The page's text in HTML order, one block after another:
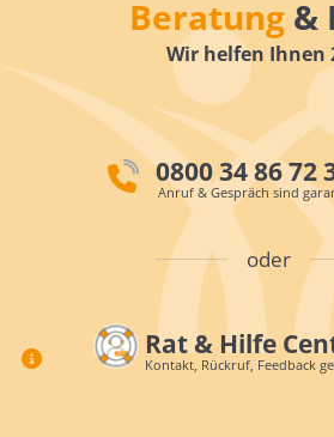
Beratung &
Wir helfen Ihnen
0800 34 86 72
Anruf & Gespräch sind
oder
Rat & Hilfe
Kontakt, Rückruf, Feedback